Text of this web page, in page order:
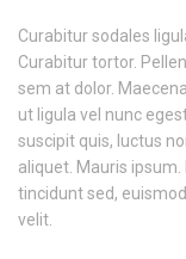
Curabitur sodales
Curabitur tortor.
sem at dolor.
ut ligula vel nunc
suscipit quis, luctus
aliquet. Mauris
tincidunt sed,
velit.